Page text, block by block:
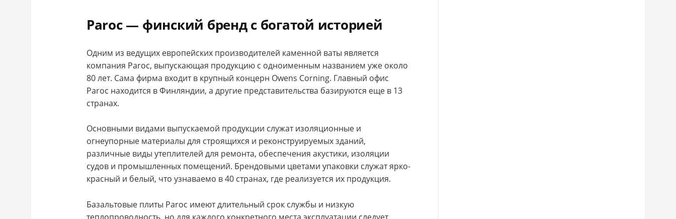
Paroc — финский бренд с богатой историей
Одним из ведущих европейских производителей каменной ваты является
компания Paroc, выпускающая продукцию с одноименным названием уже около
80 лет. Сама фирма входит в крупный концерн Owens Corning. Главный офис
Paroc находится в Финляндии, а другие представительства базируются еще в 13
странах.
Основными видами выпускаемой продукции служат изоляционные и
огнеупорные материалы для строящихся и реконструируемых зданий,
различные виды утеплителей для ремонта, обеспечения акустики, изоляции
судов и промышленных помещений. Брендовыми цветами упаковки служат ярко-
красный и белый, что узнаваемо в 40 странах, где реализуется их продукция.
Базальтовые плиты Paroc имеют длительный срок службы и низкую